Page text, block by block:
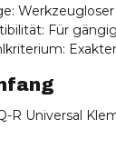
Für
R Universal